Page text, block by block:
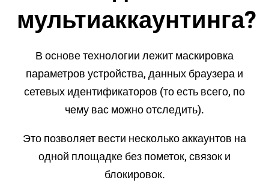
мультиаккаунтинга?
В основе технологии лежит маскировка
параметров устройства, данных браузера и
сетевых идентификаторов (то есть всего, по
чему вас можно отследить).
Это позволяет вести несколько аккаунтов на
одной площадке без пометок, связок и
блокировок.